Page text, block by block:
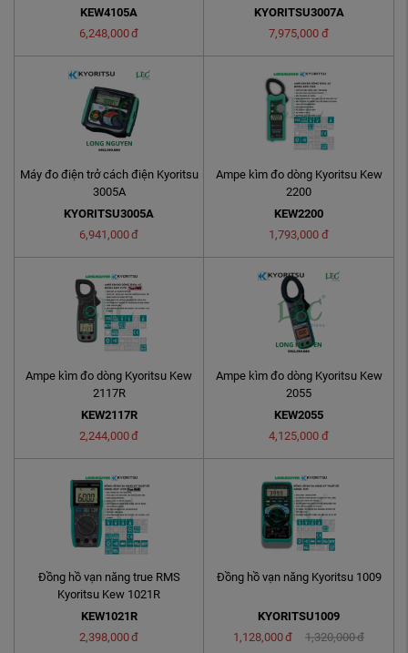
KEW4105A
6,248,000đ
KYORITSU3007A
7,975,000 đ
Máy đo điện trở cách điện Kyoritsu
3005A
KYORITSU3005A
6,941,000đ
Ampe kìm đo dòng Kyoritsu Kew
2200
KEW2200
1,793,000 đ
Ampe kìm đo dòng Kyoritsu Kew
2117R
KEW2117R
2,244,000đ
Ampe kìm đo dòng Kyoritsu Kew
2055
KEW2055
4,125,000 đ
Đồng hồ vạn năng true RMS
Kyoritsu Kew 1021R
KEW1021R
2,398,000đ
Đồng hồ vạn năng Kyoritsu 1009
KYORITSU1009
1,128,000đ 1,320,000đ